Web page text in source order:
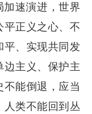
加速演进，世界
平正义之心、不
平、实现共同发
边主义、保护主
不能倒退，应当
人类不能回到丛